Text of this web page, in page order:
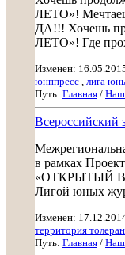
ЛЕТО»!
ДА!!! Хочешь
ЛЕТО»! Где
Изменен:
юнппресс , лига
Путь: Главная /
в рамках
«ОТКРЫТЫЙ
Лигой юных
Изменен:
территория
Путь: Главная /